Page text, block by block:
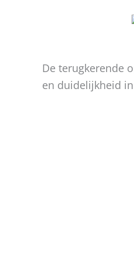
De terugkerende
en duidelijkheid